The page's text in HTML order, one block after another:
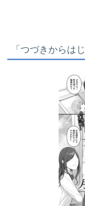
「つづきからは